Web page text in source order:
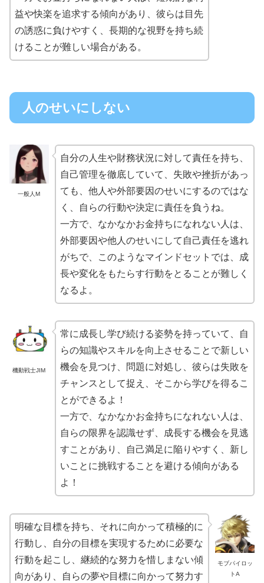
益や快楽を追求する傾向があり、彼らは目先
の誘惑に負けやすく、長期的な視野を持ち続
けることが難しい場合がある。
人のせいにしない
一般人M
自分の人生や財務状況に対して責任を持ち、
自己管理を徹底していて、失敗や挫折があっ
ても、他人や外部要因のせいにするのではな
く、自らの行動や決定に責任を負うね。
一方で、なかなかお金持ちになれない人は、
外部要因や他人のせいにして自己責任を逃れ
がちで、このようなマインドセットでは、成
長や変化をもたらす行動をとることが難しく
なるよ。
機動戦士JIM
常に成長し学び続ける姿勢を持っていて、自
らの知識やスキルを向上させることで新しい
機会を見つけ、問題に対処し、彼らは失敗を
チャンスとして捉え、そこから学びを得るこ
とができるよ！
一方で、なかなかお金持ちになれない人は、
自らの限界を認識せず、成長する機会を見逃
すことがあり、自己満足に陥りやすく、新し
いことに挑戦することを避ける傾向がある
よ！
モブパイロッ
トA
明確な目標を持ち、それに向かって積極的に
行動し、自分の目標を実現するために必要な
行動を起こし、継続的な努力を惜しまない傾
向があり、自らの夢や目標に向かって努力す